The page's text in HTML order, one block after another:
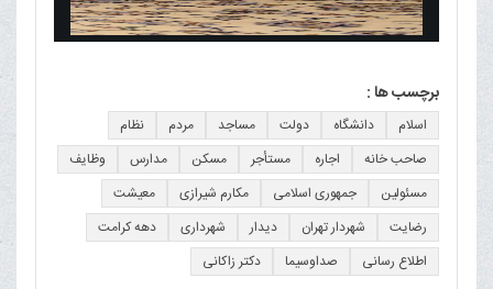
برچسب ها :
اسلام دانشگاه دولت مساجد مردم
نظام
صاحب خانه
اجاره مستأجر مسکن مدارس
وظایف
مسئولین
جمهوری اسلامی مکارم شیرازی
معیشت
رضایت
شهردار تهران دیدار شهرداری
دهه کرامت
اطلاع رسانی
صداوسیما دکتر زاکانی